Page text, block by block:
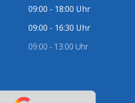
09:00 - 18:00 Uhr
09:00 - 16:30 Uhr
09:00 - 13:00 Uhr